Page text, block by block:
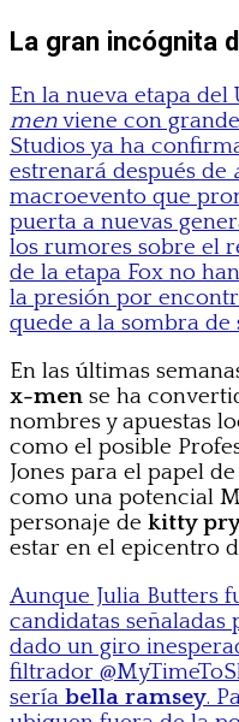
La gran incógnita
En la nueva etapa
menviene con
Studios ya ha
estrenará después de
macroevento que
puerta a nuevas
los rumores sobre el
de la etapa Fox no
la presión por
quede a la sombra de
En las últimas
x-men se ha
nombres y apuestas
como el posible
Jones para el papel
como una potencial
personaje de kitty
estar en el epicentro
Aunque Julia Butters
candidatas señaladas
dado un giro
filtrador
sería bella ramsey.